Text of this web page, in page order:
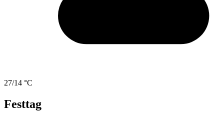
27/14 °C
Festtag